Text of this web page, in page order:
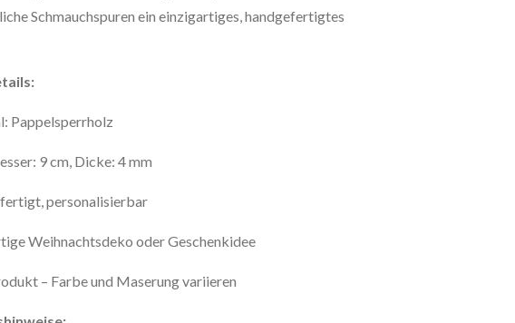
Schmauchspuren ein einzigartiges, handgefertigtes
Pappelsperrholz
9 cm, Dicke: 4 mm
personalisierbar
Weihnachtsdeko oder Geschenkidee
– Farbe und Maserung variieren